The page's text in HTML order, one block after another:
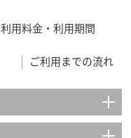
利用料金・利用期間
ご利用までの流れ